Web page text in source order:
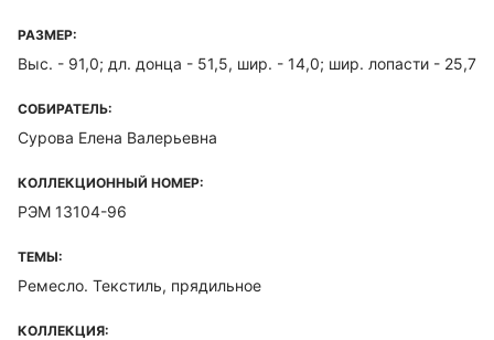
РАЗМЕР:
Выс. - 91,0; дл. донца - 51,5, шир. - 14,0; шир. лопасти - 25,7
СОБИРАТЕЛЬ:
Сурова Елена Валерьевна
КОЛЛЕКЦИОННЫЙ НОМЕР:
РЭМ 13104-96
ТЕМЫ:
Ремесло. Текстиль, прядильное
КОЛЛЕКЦИЯ: